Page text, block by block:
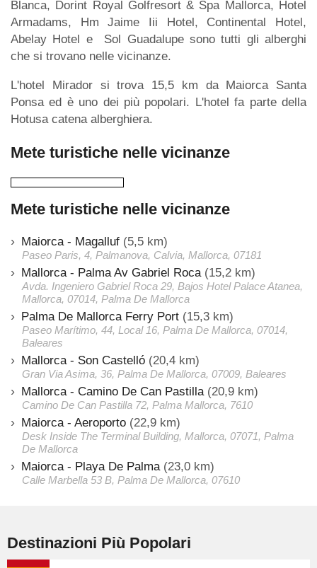
Blanca, Dorint Royal Golfresort & Spa Mallorca, Hotel
Armadams, Hm Jaime Iii Hotel, Continental Hotel,
Abelay Hotel e Sol Guadalupe sono tutti gli alberghi
che si trovano nelle vicinanze.
L'hotel Mirador si trova 15,5 km da Maiorca Santa
Ponsa ed è uno dei più popolari. L'hotel fa parte della
Hotusa catena alberghiera.
Mete turistiche nelle vicinanze
Mete turistiche nelle vicinanze
Maiorca - Magalluf (5,5 km)
Paseo Paris, 4, Palmanova, Calvia, Mallorca, 07181
Mallorca - Palma Av Gabriel Roca (15,2 km)
Avda. Ingeniero Gabriel Roca 29, Bajos Hotel Palace Atanea,
Mallorca, 07014, Palma De Mallorca
Palma De Mallorca Ferry Port (15,3 km)
Paseo Marítimo, 44, Local 16, Palma De Mallorca, 07014,
Baleares
Mallorca - Son Castelló (20,4 km)
Gran Via Asima, 36, Palma De Mallorca, 07009, Baleares
Mallorca - Camino De Can Pastilla (20,9 km)
Camino De Can Pastilla 72, Palma Mallorca, 7610
Maiorca - Aeroporto (22,9 km)
Desk Inside The Terminal Building, Mallorca, 07071, Palma
De Mallorca
Maiorca - Playa De Palma (23,0 km)
Calle Marbella 53 B, Palma De Mallorca, 07610
Destinazioni Più Popolari